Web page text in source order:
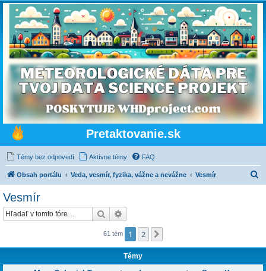
Pretaktovanie.sk
Témy bez odpovedí Aktívne témy FAQ
Obsah portálu Veda, vesmír, fyzika, vážne a nevážne Vesmír
Vesmír
Hľadať
61 tém 1 2
Témy